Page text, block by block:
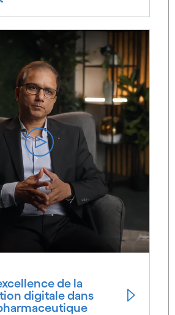
de la
digitale dans